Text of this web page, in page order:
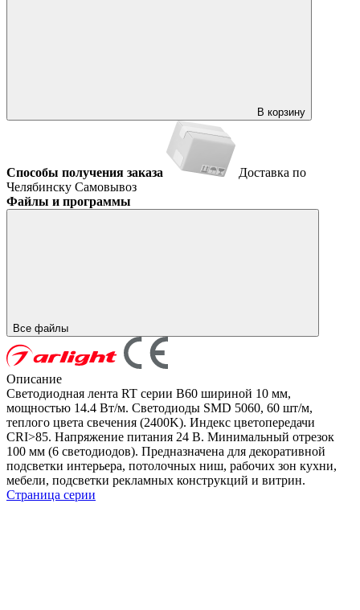
В корзину
Способы получения заказа
Доставка по
Челябинску Самовывоз
Файлы и программы
Все файлы
Описание
Светодиодная лента RT серии B60 шириной 10 мм,
мощностью 14.4 Вт/м. Светодиоды SMD 5060, 60 шт/м,
теплого цвета свечения (2400K). Индекс цветопередачи
CRI>85. Напряжение питания 24 В. Минимальный отрезок
100 мм (6 светодиодов). Предназначена для декоративной
подсветки интерьера, потолочных ниш, рабочих зон кухни,
мебели, подсветки рекламных конструкций и витрин.
Страница серии